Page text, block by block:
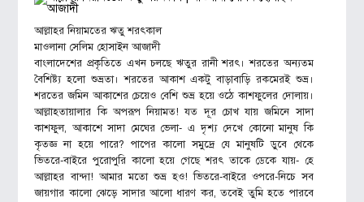
আল্লাহর নিয়ামতের ঋতু শরৎকাল
মাওলানা সেলিম হোসাইন আজাদী
বাংলাদেশের প্রকৃতিতে এখন চলছে ঋতুর রানী শরৎ। শরতের অন্যতম
বৈশিষ্ট্য হলো শুভ্রতা। শরতের আকাশ একটু বাড়াবাড়ি রকমেরই শুভ্র।
শরতের জমিন আকাশের চেয়েও বেশি শুভ্র হয়ে ওঠে কাশফুলের দোলায়।
আল্লাহতায়ালার কি অপরূপ নিয়ামত! যত দূর চোখ যায় জমিনে সাদা
কাশফুল, আকাশে সাদা মেঘের ভেলা- এ দৃশ্য দেখে কোনো মানুষ কি
কৃতজ্ঞ না হয়ে পারে? পাপের কালো সমুদ্রে যে মানুষটি ডুবে থেকে
ভিতরে-বাইরে পুরোপুরি কালো হয়ে গেছে শরৎ তাকে ডেকে যায়- হে
আল্লাহর বান্দা! আমার মতো শুভ্র হও! ভিতরে-বাইরে ওপরে-নিচে সব
জায়গার কালো ঝেড়ে সাদার আলো ধারণ কর, তবেই তুমি হতে পারবে